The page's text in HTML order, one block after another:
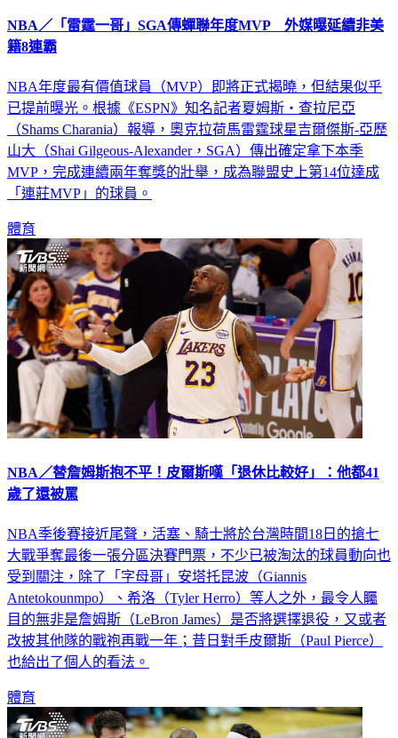
NBA／「雷霆一哥」SGA傳蟬聯年度MVP 外媒曝延續非美
籍8連霸
NBA年度最有價值球員（MVP）即將正式揭曉，但結果似乎
已提前曝光。根據《ESPN》知名記者夏姆斯・查拉尼亞
（Shams Charania）報導，奧克拉荷馬雷霆球星吉爾傑斯-亞歷
山大（Shai Gilgeous-Alexander，SGA）傳出確定拿下本季
MVP，完成連續兩年奪獎的壯舉，成為聯盟史上第14位達成
「連莊MVP」的球員。
體育
NBA／替詹姆斯抱不平！皮爾斯嘆「退休比較好」：他都41
歲了還被罵
NBA季後賽接近尾聲，活塞、騎士將於台灣時間18日的搶七
大戰爭奪最後一張分區決賽門票，不少已被淘汰的球員動向也
受到關注，除了「字母哥」安塔托昆波（Giannis
Antetokounmpo）、希洛（Tyler Herro）等人之外，最令人矚
目的無非是詹姆斯（LeBron James）是否將選擇退役，又或者
改披其他隊的戰袍再戰一年；昔日對手皮爾斯（Paul Pierce）
也給出了個人的看法。
體育